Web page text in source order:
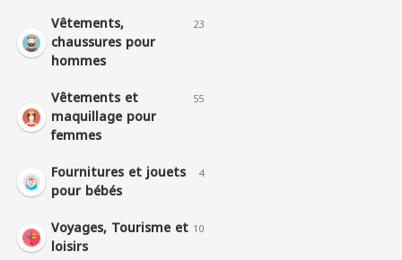
Vêtements,
chaussures pour
hommes
23
Vêtements et
maquillage pour
femmes
55
Fournitures et jouets
pour bébés
4
Voyages, Tourisme et
loisirs
10